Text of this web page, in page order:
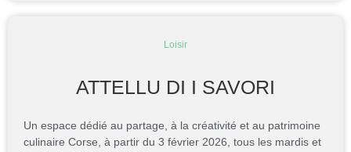
Loisir
ATTELLU DI I SAVORI
Un espace dédié au partage, à la créativité et au patrimoine
culinaire Corse, à partir du 3 février 2026, tous les mardis et